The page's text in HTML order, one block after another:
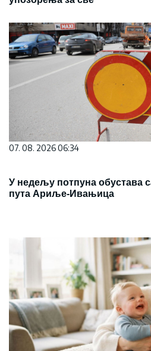
07. 08. 2026 06:34
У недељу потпуна обустава
пута Ариље-Ивањица